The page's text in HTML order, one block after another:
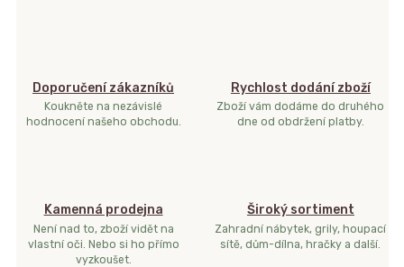
Doporučení zákazníků
Koukněte na nezávislé
hodnocení našeho obchodu.
Rychlost dodání zboží
Zboží vám dodáme do druhého
dne od obdržení platby.
Kamenná prodejna
Není nad to, zboží vidět na
vlastní oči. Nebo si ho přímo
vyzkoušet.
Široký sortiment
Zahradní nábytek, grily, houpací
sítě, dům-dílna, hračky a další.